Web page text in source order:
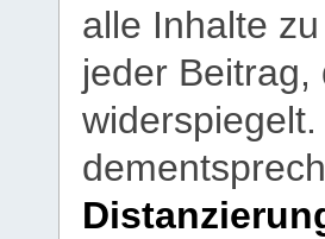
alle Inhalte
jeder